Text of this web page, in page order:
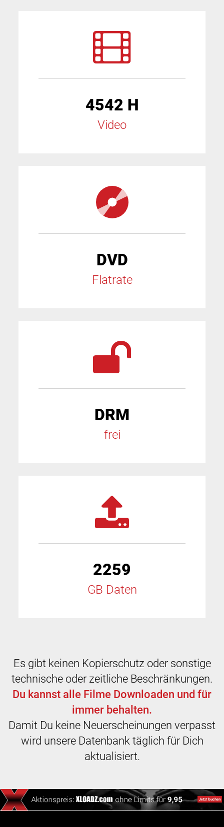
4542 H
Video
DVD
Flatrate
DRM
frei
2259
GB Daten
Es gibt keinen Kopierschutz oder sonstige
technische oder zeitliche Beschränkungen.
Du kannst alle Filme Downloaden und für
immer behalten.
Damit Du keine Neuerscheinungen verpasst
wird unsere Datenbank täglich für Dich
aktualisiert.